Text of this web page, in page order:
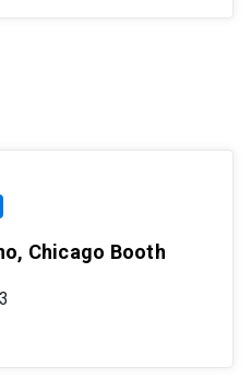
Chicago Booth